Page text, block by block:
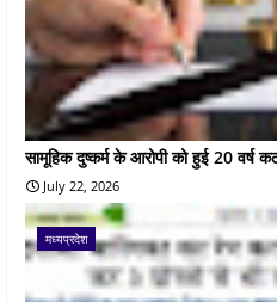
सामूहिक दुष्कर्म के आरोपी को हुई 20 वर्ष
July 22, 2026
मध्यप्रदेश